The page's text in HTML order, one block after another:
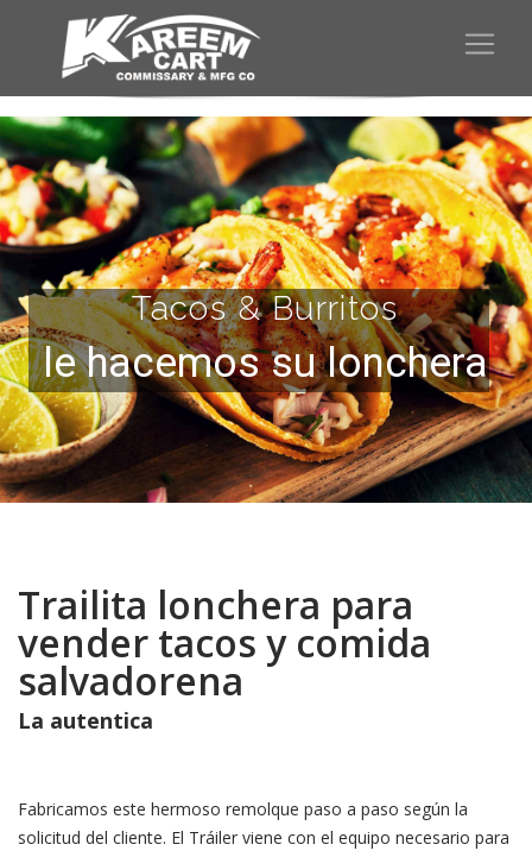
Tacos & Burritos
le hacemos su lonchera
Trailita lonchera para
vender tacos y comida
salvadorena
La autentica
Fabricamos este hermoso remolque paso a paso según la
solicitud del cliente. El Tráiler viene con el equipo necesario para